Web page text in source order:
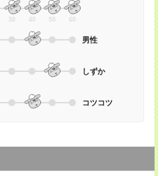
30 40 50 60
男性
しずか
コツコツ